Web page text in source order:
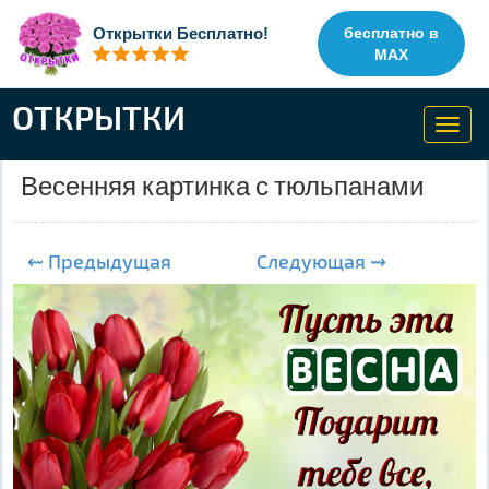
Открытки Бесплатно!
бесплатно в
MAX
ОТКРЫТКИ
Весенняя картинка с тюльпанами
⇜ Предыдущая Следующая ⇝